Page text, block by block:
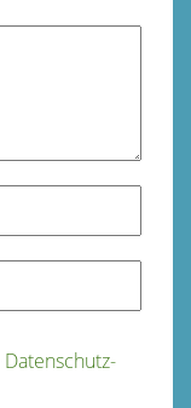
Datenschutz­